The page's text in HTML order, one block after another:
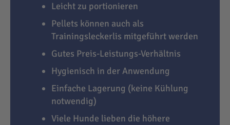
Leicht zu portionieren
Pellets können auch als
Trainingsleckerlis mitgeführt werden
Gutes Preis-Leistungs-Verhältnis
Hygienisch in der Anwendung
Einfache Lagerung (keine Kühlung
notwendig)
Viele Hunde lieben die höhere